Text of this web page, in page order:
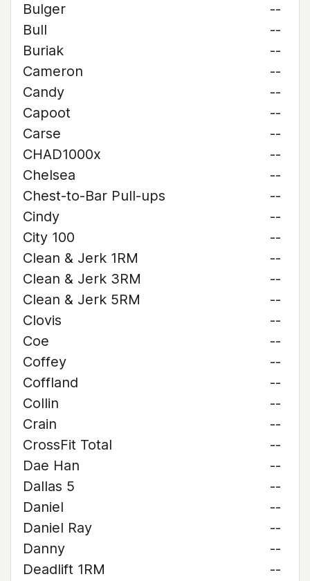
Bulger
--
Bull
--
Buriak
--
Cameron
--
Candy
--
Capoot
--
Carse
--
CHAD1000x
--
Chelsea
--
Chest-to-Bar Pull-ups
--
Cindy
--
City 100
--
Clean & Jerk 1RM
--
Clean & Jerk 3RM
--
Clean & Jerk 5RM
--
Clovis
--
Coe
--
Coffey
--
Coffland
--
Collin
--
Crain
--
CrossFit Total
--
Dae Han
--
Dallas 5
--
Daniel
--
Daniel Ray
--
Danny
--
Deadlift 1RM
--